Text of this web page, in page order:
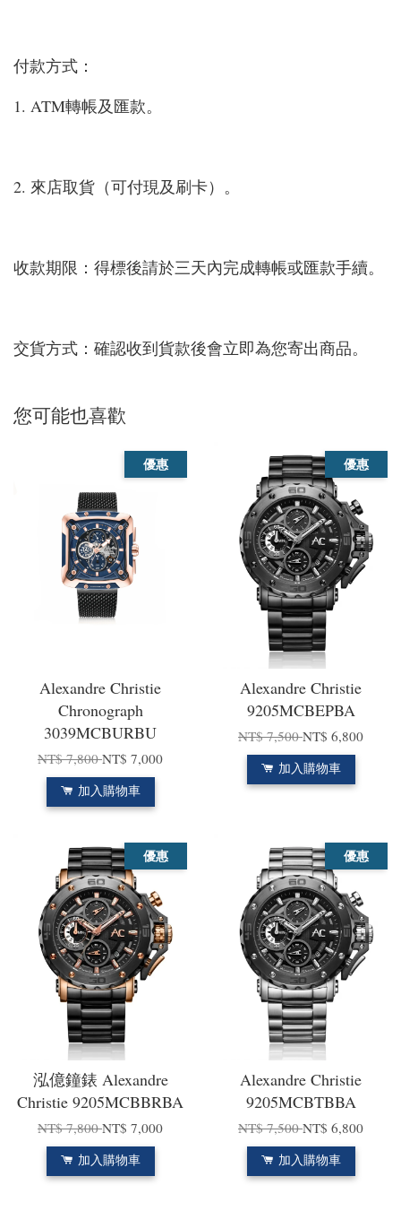
付款方式：
1. ATM轉帳及匯款。
2. 來店取貨（可付現及刷卡）。
收款期限：得標後請於三天內完成轉帳或匯款手續。
交貨方式：確認收到貨款後會立即為您寄出商品。
您可能也喜歡
優惠
Alexandre Christie
Chronograph
3039MCBURBU
NT$ 7,800NT$ 7,000
加入購物車
優惠
Alexandre Christie
9205MCBEPBA
NT$ 7,500NT$ 6,800
加入購物車
優惠
泓億鐘錶 Alexandre
Christie 9205MCBBRBA
NT$ 7,800NT$ 7,000
加入購物車
優惠
Alexandre Christie
9205MCBTBBA
NT$ 7,500NT$ 6,800
加入購物車